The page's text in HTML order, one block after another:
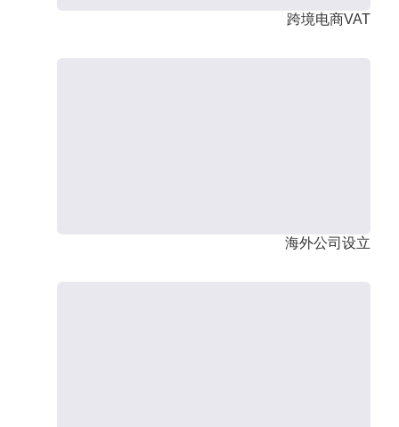
跨境电商VAT
海外公司设立